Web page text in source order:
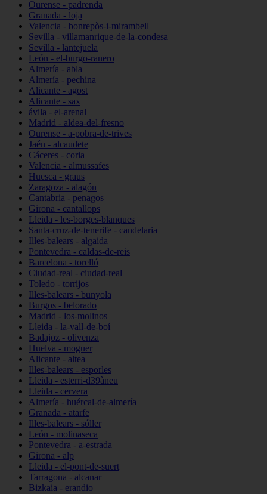
Ourense - padrenda
Granada - loja
Valencia - bonrepòs-i-mirambell
Sevilla - villamanrique-de-la-condesa
Sevilla - lantejuela
León - el-burgo-ranero
Almería - abla
Almería - pechina
Alicante - agost
Alicante - sax
ávila - el-arenal
Madrid - aldea-del-fresno
Ourense - a-pobra-de-trives
Jaén - alcaudete
Cáceres - coria
Valencia - almussafes
Huesca - graus
Zaragoza - alagón
Cantabria - penagos
Girona - cantallops
Lleida - les-borges-blanques
Santa-cruz-de-tenerife - candelaria
Illes-balears - algaida
Pontevedra - caldas-de-reis
Barcelona - torelló
Ciudad-real - ciudad-real
Toledo - torrijos
Illes-balears - bunyola
Burgos - belorado
Madrid - los-molinos
Lleida - la-vall-de-boí
Badajoz - olivenza
Huelva - moguer
Alicante - altea
Illes-balears - esporles
Lleida - esterri-d39àneu
Lleida - cervera
Almería - huércal-de-almería
Granada - atarfe
Illes-balears - sóller
León - molinaseca
Pontevedra - a-estrada
Girona - alp
Lleida - el-pont-de-suert
Tarragona - alcanar
Bizkaia - erandio